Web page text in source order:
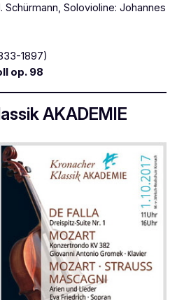
Schürmann, Solovioline: Johannes
1897)
op. 98
AKADEMIE